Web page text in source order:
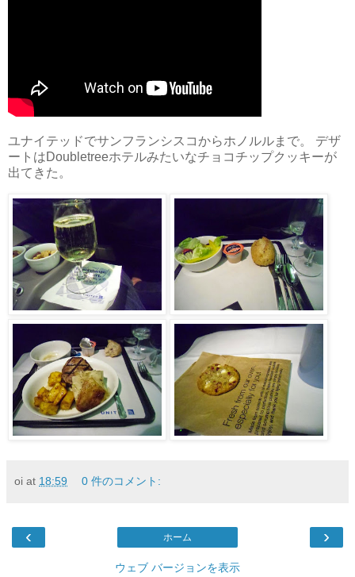
ユナイテッドでサンフランシスコからホノルルまで。 デザ
ートはDoubletreeホテルみたいなチョコチップクッキーが
出てきた。
oi at 18:59 0 件のコメント:
‹ ›
ホーム
ウェブ バージョンを表示